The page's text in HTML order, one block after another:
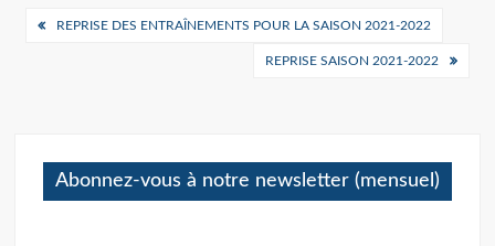
Navigation
REPRISE DES ENTRAÎNEMENTS POUR LA SAISON 2021-2022
REPRISE SAISON 2021-2022
Abonnez-vous à notre newsletter (mensuel)